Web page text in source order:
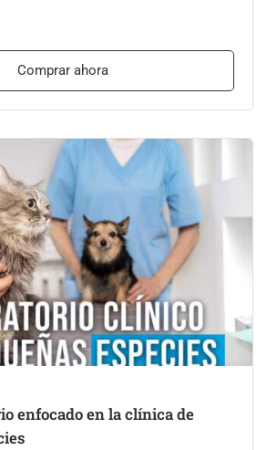
Comprar ahora
enfocado en la clínica de